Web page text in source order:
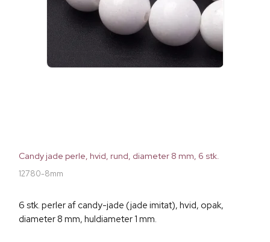
Candy jade perle, hvid, rund, diameter 8 mm, 6 stk.
12780-8mm
6 stk. perler af candy-jade (jade imitat), hvid, opak,
diameter 8 mm, huldiameter 1 mm.